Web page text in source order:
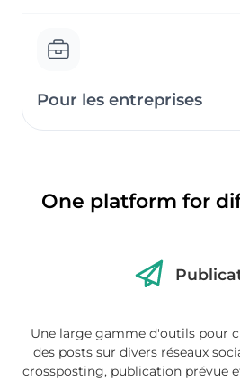
Pour les entreprises
One platform for
Une large gamme d'outils pour
des posts sur divers réseaux
crossposting, publication prévue